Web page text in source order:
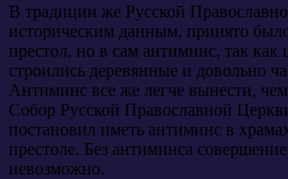
В традиции же Русской
историческим данным, принято
престол, но в сам антиминс, так
строились деревянные и довольно
Антиминс все же легче вынести,
Собор Русской Православной
постановил иметь антиминс в
престоле. Без антиминса
невозможно.